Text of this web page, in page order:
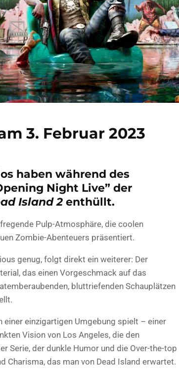
3. Februar 2023
haben während des
Night Live” der
Island 2 enthüllt.
Pulp-Atmosphäre, die coolen
Zombie-Abenteuers präsentiert.
genug, folgt direkt ein weiterer: Der
das einen Vorgeschmack auf das
bluttriefenden Schauplätzen
einer einzigartigen Umgebung spielt – einer
Vision von Los Angeles, die den
Serie, der dunkle Humor und die Over-the-top
Charisma, das man von Dead Island erwartet.